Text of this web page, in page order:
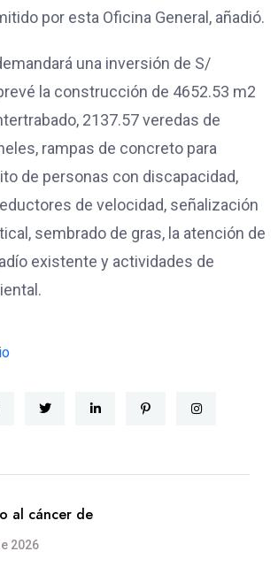
por esta Oficina General, añadió.
una inversión de S/
la construcción de 4652.53 m2
2137.57 veredas de
rampas de concreto para
de personas con discapacidad,
de velocidad, señalización
sembrado de gras, la atención de
existente y actividades de
al cáncer de
2026